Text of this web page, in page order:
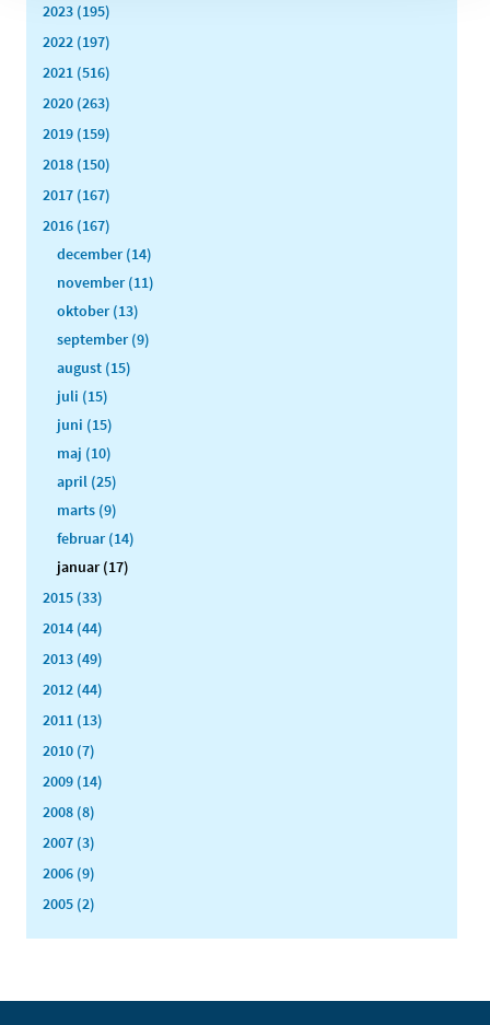
2023 (195)
2022 (197)
2021 (516)
2020 (263)
2019 (159)
2018 (150)
2017 (167)
2016 (167)
december (14)
november (11)
oktober (13)
september (9)
august (15)
juli (15)
juni (15)
maj (10)
april (25)
marts (9)
februar (14)
januar (17)
2015 (33)
2014 (44)
2013 (49)
2012 (44)
2011 (13)
2010 (7)
2009 (14)
2008 (8)
2007 (3)
2006 (9)
2005 (2)